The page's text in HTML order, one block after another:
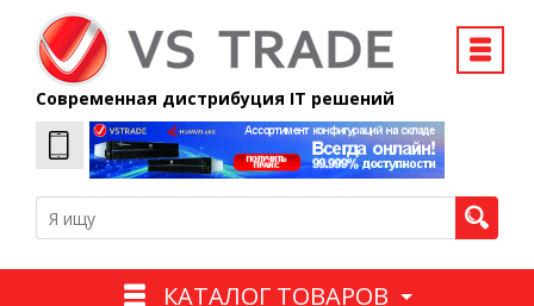
Современная дистрибуция IT решений
КАТАЛОГ ТОВАРОВ